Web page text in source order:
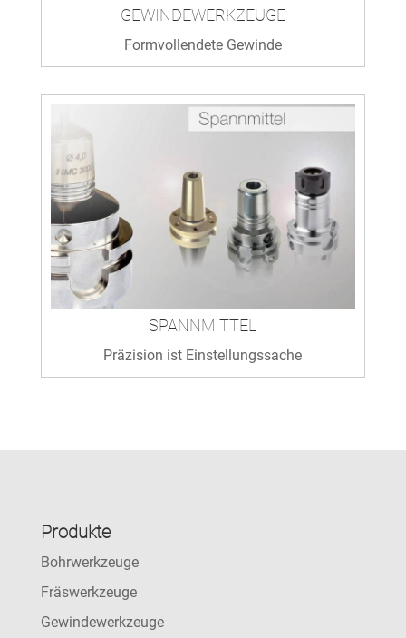
GEWINDEWERKZEUGE
Formvollendete Gewinde
SPANNMITTEL
Präzision ist Einstellungssache
Produkte
Bohrwerkzeuge
Fräswerkzeuge
Gewindewerkzeuge